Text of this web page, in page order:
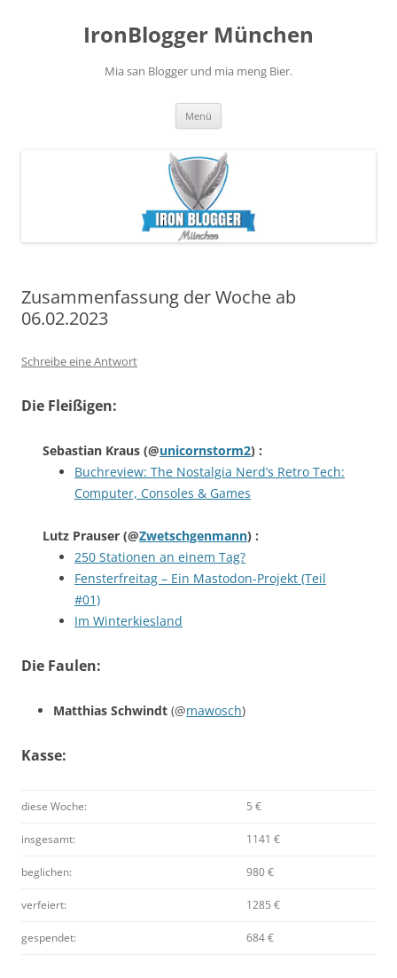
IronBlogger München
Mia san Blogger und mia meng Bier.
Menü
Zusammenfassung der Woche ab
06.02.2023
Schreibe eine Antwort
Die Fleißigen:
Sebastian Kraus (@unicornstorm2) :
Buchreview: The Nostalgia Nerd’s Retro Tech:
Computer, Consoles & Games
Lutz Prauser (@Zwetschgenmann) :
250 Stationen an einem Tag?
Fensterfreitag – Ein Mastodon-Projekt (Teil
#01)
Im Winterkiesland
Die Faulen:
Matthias Schwindt (@mawosch)
Kasse:
diese Woche: 5 €
insgesamt: 1141 €
beglichen: 980 €
verfeiert: 1285 €
gespendet: 684 €